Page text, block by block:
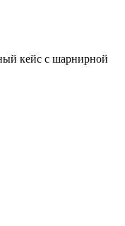
кейс с шарнирной